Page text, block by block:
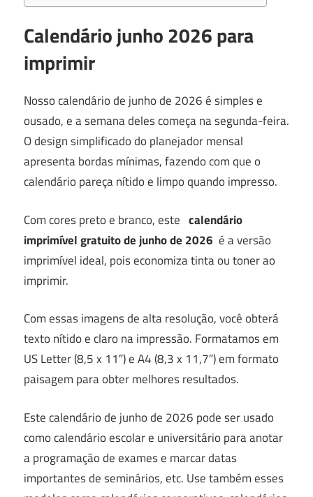
Calendário junho 2026 para
imprimir
Nosso calendário de junho de 2026 é simples e
ousado, e a semana deles começa na segunda-feira.
O design simplificado do planejador mensal
apresenta bordas mínimas, fazendo com que o
calendário pareça nítido e limpo quando impresso.
Com cores preto e branco, este calendário
imprimível gratuito de junho de 2026 é a versão
imprimível ideal, pois economiza tinta ou toner ao
imprimir.
Com essas imagens de alta resolução, você obterá
texto nítido e claro na impressão. Formatamos em
US Letter (8,5 x 11″) e A4 (8,3 x 11,7″) em formato
paisagem para obter melhores resultados.
Este calendário de junho de 2026 pode ser usado
como calendário escolar e universitário para anotar
a programação de exames e marcar datas
importantes de seminários, etc. Use também esses